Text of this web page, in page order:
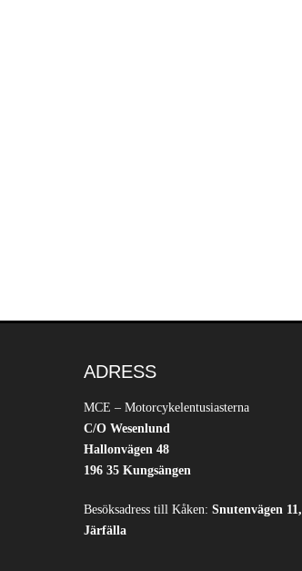
ADRESS
MCE – Motorcykelentusiasterna
C/O Wesenlund
Hallonvägen 48
196 35 Kungsängen
Besöksadress till Kåken: Snutenvägen 11,
Järfälla